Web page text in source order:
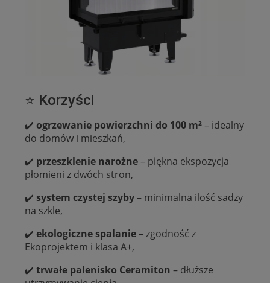
⭐ Korzyści
✔️ ogrzewanie powierzchni do 100 m²– idealny
do domów i mieszkań,
✔️ przeszklenie narożne– piękna ekspozycja
płomieni z dwóch stron,
✔️ system czystej szyby– minimalna ilość sadzy
na szkle,
✔️ ekologiczne spalanie– zgodność z
Ekoprojektem i klasa A+,
✔️ trwałe palenisko Ceramiton – dłuższe